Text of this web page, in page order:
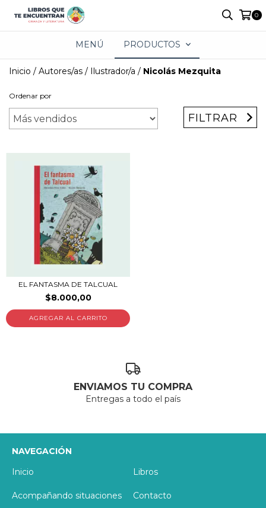
0
MENÚ PRODUCTOS
Inicio / Autores/as / Ilustrador/a / Nicolás Mezquita
Ordenar por
FILTRAR
EL FANTASMA DE TALCUAL
$8.000,00
ENVIAMOS TU COMPRA
Entregas a todo el país
NAVEGACIÓN
Inicio
Libros
Acompañando situaciones Contacto